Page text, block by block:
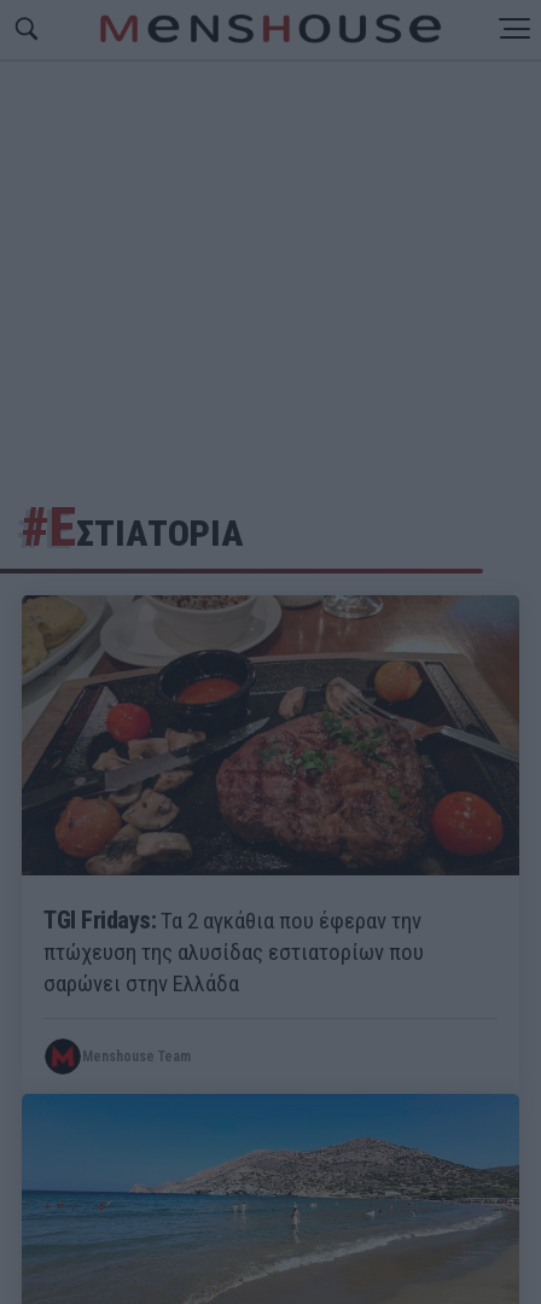
#ΕΣΤΙΑΤΟΡΙΑ
TGI Fridays:Τα 2 αγκάθια που έφεραν την
πτώχευση της αλυσίδας εστιατορίων που
σαρώνει στην Ελλάδα
Menshouse Team